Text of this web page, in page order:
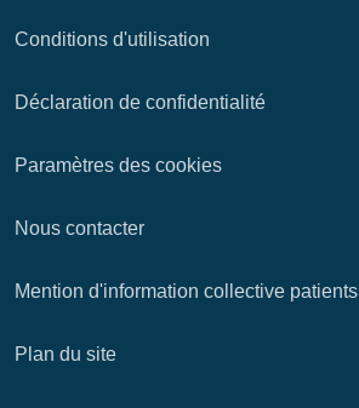
Conditions d'utilisation
Déclaration de confidentialité
Paramètres des cookies
Nous contacter
Mention d'information collective patients
Plan du site